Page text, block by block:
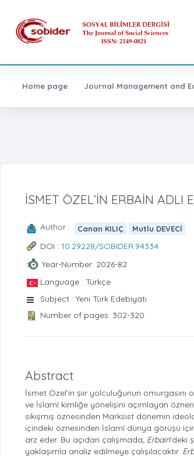
Home page Journal Management and
İSMET ÖZEL’İN ERBAİN ADLI
Author : Canan KILIÇ Mutlu DEVECİ
DOI : 10.29228/SOBIDER.94334
Year-Number: 2026-82
Language : Türkçe
Subject : Yeni Türk Edebiyatı
Number of pages: 302-320
Abstract
İsmet Özel’in şiir yolculuğunun omurgasını
ve İslamî kimliğe yönelişini açımlayan
sıkışmış öznesinden Marksist dönemin
içindeki öznesinden İslamî dünya görüşü
arz eder. Bu açıdan çalışmada; Erbain’deki
yaklaşımla analiz edilmeye çalışılacaktır.